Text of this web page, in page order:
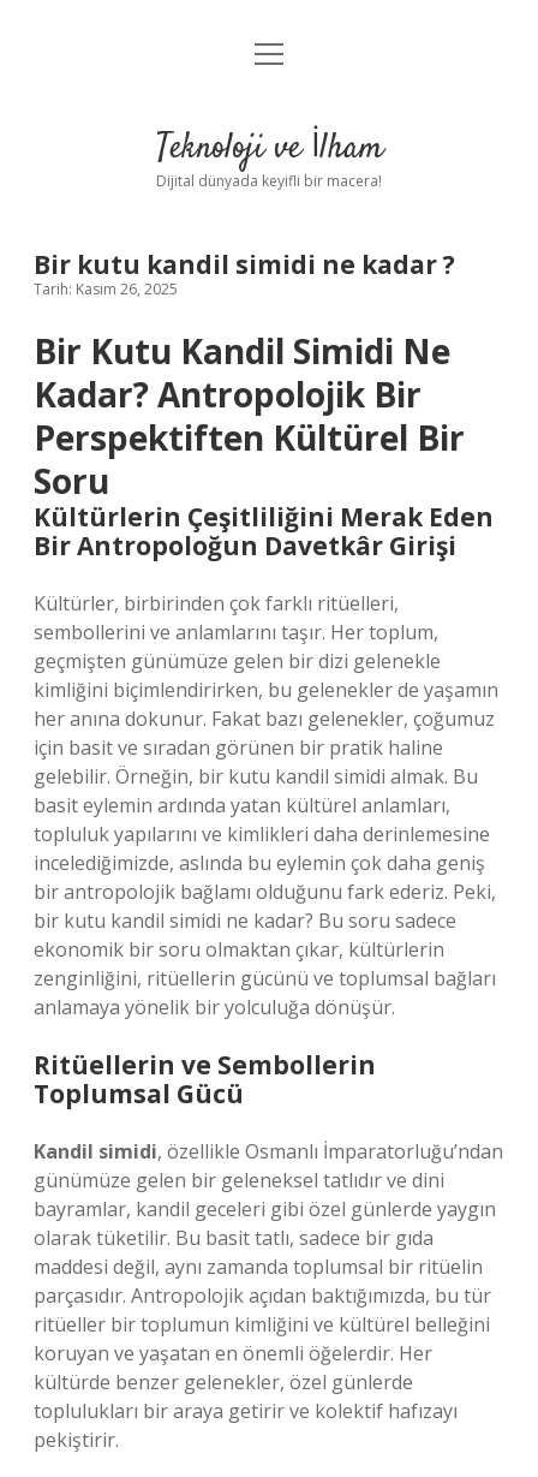
Anasayfa
Yasal Uyarı
menüyü
Teknoloji ve İlham
Dijital dünyada keyifli bir macera!
Bir kutu kandil simidi ne kadar ?
Tarih: Kasım 26, 2025
Bir Kutu Kandil Simidi Ne
Kadar? Antropolojik Bir
Perspektiften Kültürel Bir
Soru
Kültürlerin Çeşitliliğini Merak Eden
Bir Antropoloğun Davetkâr Girişi
Kültürler, birbirinden çok farklı ritüelleri,
sembollerini ve anlamlarını taşır. Her toplum,
geçmişten günümüze gelen bir dizi gelenekle
kimliğini biçimlendirirken, bu gelenekler de yaşamın
her anına dokunur. Fakat bazı gelenekler, çoğumuz
için basit ve sıradan görünen bir pratik haline
gelebilir. Örneğin, bir kutu kandil simidi almak. Bu
basit eylemin ardında yatan kültürel anlamları,
topluluk yapılarını ve kimlikleri daha derinlemesine
incelediğimizde, aslında bu eylemin çok daha geniş
bir antropolojik bağlamı olduğunu fark ederiz. Peki,
bir kutu kandil simidi ne kadar? Bu soru sadece
ekonomik bir soru olmaktan çıkar, kültürlerin
zenginliğini, ritüellerin gücünü ve toplumsal bağları
anlamaya yönelik bir yolculuğa dönüşür.
Ritüellerin ve Sembollerin
Toplumsal Gücü
Kandil simidi, özellikle Osmanlı İmparatorluğu’ndan
günümüze gelen bir geleneksel tatlıdır ve dini
bayramlar, kandil geceleri gibi özel günlerde yaygın
olarak tüketilir. Bu basit tatlı, sadece bir gıda
maddesi değil, aynı zamanda toplumsal bir ritüelin
parçasıdır. Antropolojik açıdan baktığımızda, bu tür
ritüeller bir toplumun kimliğini ve kültürel belleğini
koruyan ve yaşatan en önemli öğelerdir. Her
kültürde benzer gelenekler, özel günlerde
toplulukları bir araya getirir ve kolektif hafızayı
pekiştirir.